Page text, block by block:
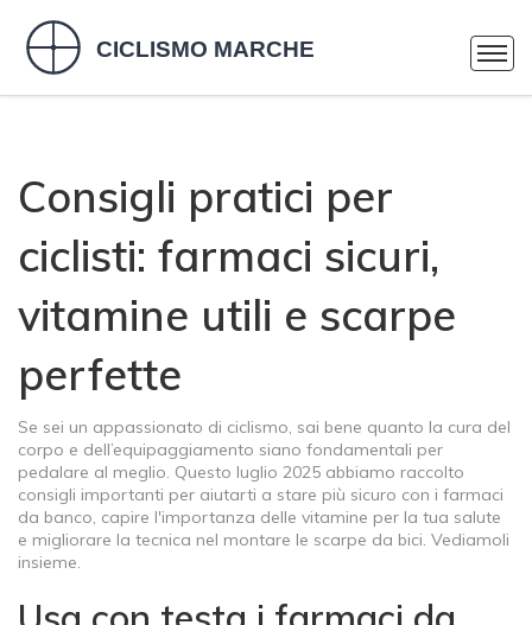
Consigli pratici per
ciclisti: farmaci sicuri,
vitamine utili e scarpe
perfette
Se sei un appassionato di ciclismo, sai bene quanto la cura del
corpo e dell’equipaggiamento siano fondamentali per
pedalare al meglio. Questo luglio 2025 abbiamo raccolto
consigli importanti per aiutarti a stare più sicuro con i farmaci
da banco, capire l'importanza delle vitamine per la tua salute
e migliorare la tecnica nel montare le scarpe da bici. Vediamoli
insieme.